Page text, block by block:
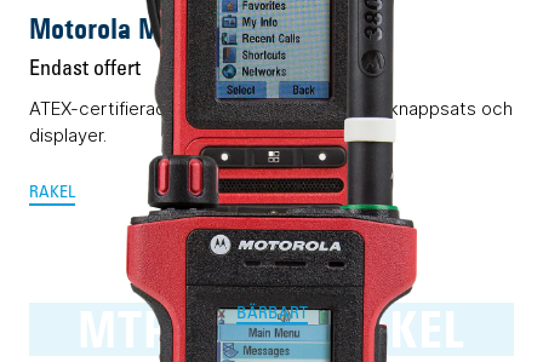
Motorola MTP8550Ex RAKEL
Endast offert
ATEX-certifierad Rakelmobil med komplett knappsats och
displayer.
RAKEL
MTP8500Ex RAKEL
BÄRBART